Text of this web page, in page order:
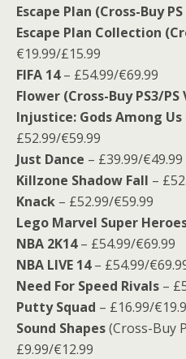
Escape Plan (Cross-Buy
Escape Plan Collection
€19.99/£15.99
FIFA 14– £54.99/€69.99
Flower (Cross-Buy PS3/PS
Injustice: Gods Among
£52.99/€59.99
Just Dance – £39.99/€49.99
Killzone Shadow Fall –
Knack – £52.99/€59.99
Lego Marvel Super
NBA 2K14– £54.99/€69.99
NBA LIVE 14– £54.99/
Need For Speed Rivals –
Putty Squad – £16.99/
Sound Shapes(Cross-Buy
£9.99/€12.99